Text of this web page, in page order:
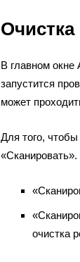
В главном окне
запустится
может
Для того,
очистка